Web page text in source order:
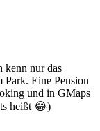
kenn nur das
Park. Eine Pension
und in GMaps
heißt 😂)